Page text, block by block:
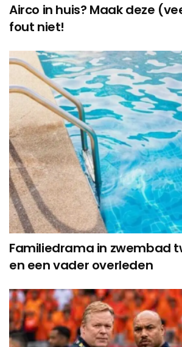
Airco in huis? Maak deze
fout niet!
Familiedrama in zwembad
en een vader overleden